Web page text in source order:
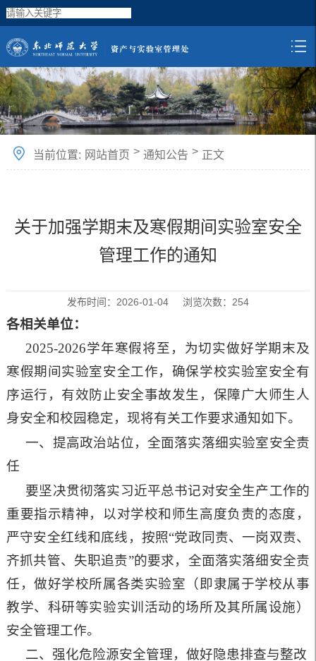
当前位置: 网站首页 > 通知公告 > 正文
关于加强学期末及寒假期间实验室安全
管理工作的通知
发布时间：2026-01-04 浏览次数： 254
各相关单位：
2025-2026学年寒假将至，为切实做好学期末及
寒假期间实验室安全工作，确保学校实验室安全有
序运行，有效防止安全事故发生，保障广大师生人
身安全和校园稳定，现将有关工作要求通知如下。
一、提高政治站位，全面落实落细实验室安全责
任
要坚决贯彻落实习近平总书记对安全生产工作的
重要指示精神，以对学校和师生高度负责的态度，
严守安全红线和底线，按照“党政同责、一岗双责、
齐抓共管、失职追责”的要求，全面落实落细安全责
任，做好学校所属各类实验室（即隶属于学校从事
教学、科研等实验实训活动的场所及其所属设施）
安全管理工作。
二、强化危险源安全管理，做好隐患排查与整改